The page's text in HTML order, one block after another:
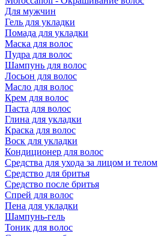
Для мужчин
Гель для укладки
Помада для укладки
Маска для волос
Пудра для волос
Шампунь для волос
Лосьон для волос
Масло для волос
Крем для волос
Паста для волос
Глина для укладки
Краска для волос
Воск для укладки
Кондиционер для волос
Средства для ухода за лицом и телом
Средство для бритья
Средство после бритья
Спрей для волос
Пена для укладки
Шампунь-гель
Тоник для волос